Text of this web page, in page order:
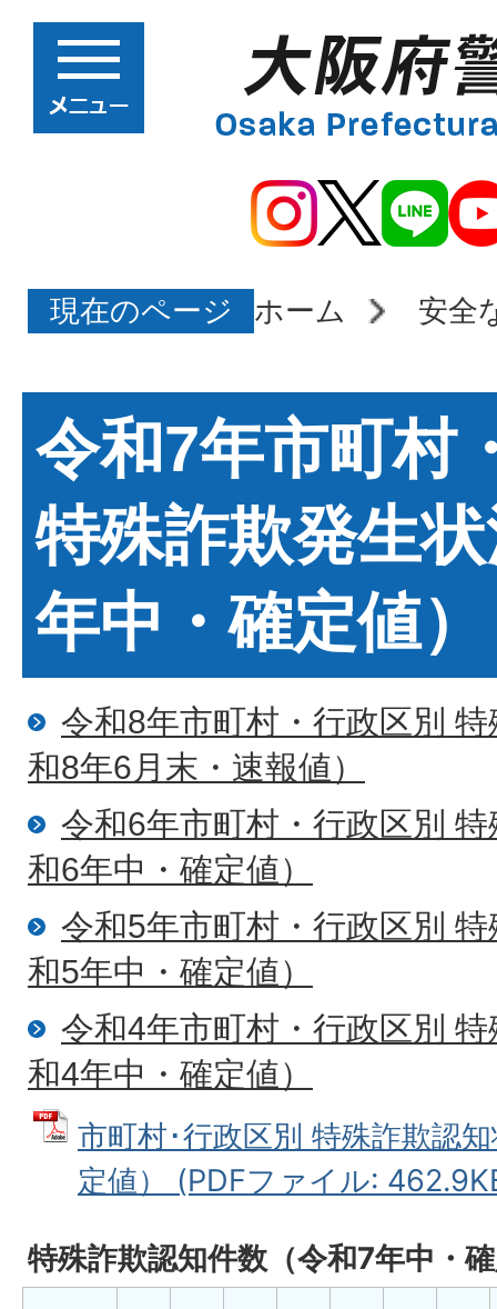
現在のページ ホーム 安全
令和7年市町村
特殊詐欺発生
年中・確定値）
令和8年市町村・行政区別
和8年6月末・速報値）
令和6年市町村・行政区別
和6年中・確定値）
令和5年市町村・行政区別
和5年中・確定値）
令和4年市町村・行政区別
和4年中・確定値）
市町村･行政区別 特殊詐欺認
定値） (PDFファイル:
特殊詐欺認知件数（令和7年中・